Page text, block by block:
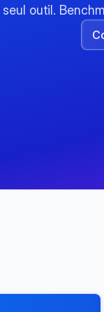
seul outil.